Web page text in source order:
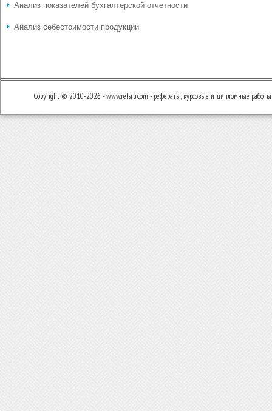
Анализ показателей бухгалтерской отчетности
Анализ себестоимости продукции
Copyright © 2010-2026 - www.refsru.com - рефераты, курсовые и дипломные работы